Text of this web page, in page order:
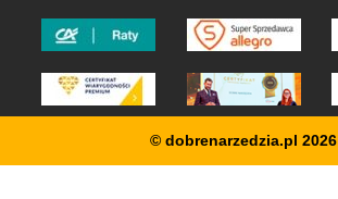
© dobrenarzedzia.pl 2026